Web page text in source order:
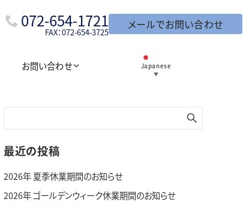
072-654-1721
FAX：072-654-3725
メールでお問い合わせ
お問い合わせ Japanese
▼
最近の投稿
2026年 夏季休業期間のお知らせ
2026年 ゴールデンウィーク休業期間のお知らせ